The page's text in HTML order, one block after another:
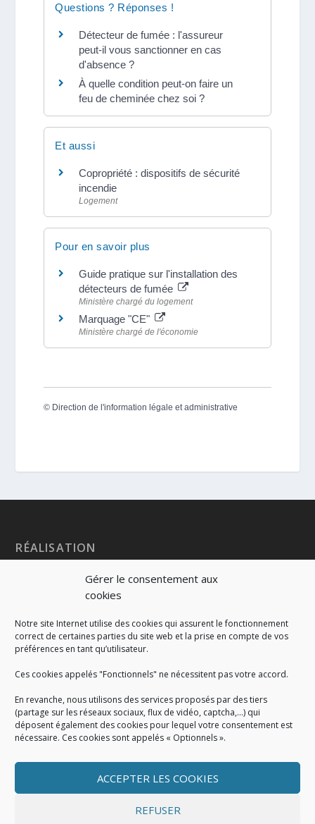
Gérer le consentement aux
cookies
Notre site Internet utilise des cookies qui assurent le fonctionnement
correct de certaines parties du site web et la prise en compte de vos
préférences en tant qu’utilisateur.
Ces cookies appelés "Fonctionnels" ne nécessitent pas votre accord.
En revanche, nous utilisons des services proposés par des tiers
(partage sur les réseaux sociaux, flux de vidéo, captcha,...) qui
déposent également des cookies pour lequel votre consentement est
nécessaire. Ces cookies sont appelés « Optionnels ».
ACCEPTER LES COOKIES
REFUSER
Questions ? Réponses !
Détecteur de fumée : l'assureur
peut-il vous sanctionner en cas
d'absence ?
À quelle condition peut-on faire un
feu de cheminée chez soi ?
Et aussi
Copropriété : dispositifs de sécurité
incendie
Logement
Pour en savoir plus
Guide pratique sur l'installation des
détecteurs de fumée
Ministère chargé du logement
Marquage "CE"
Ministère chargé de l'économie
© Direction de l'information légale et administrative
RÉALISATION
MENTIONS LÉGALES
Politique de cookies